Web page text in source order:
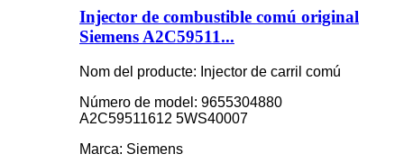
Injector de combustible comú original
Siemens A2C59511...
Nom del producte: Injector de carril comú
Número de model: 9655304880
A2C59511612 5WS40007
Marca: Siemens